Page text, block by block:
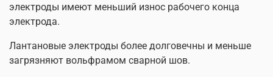
электроды имеют меньший износ рабочего конца
электрода.
Лантановые электроды более долговечны и меньше
загрязняют вольфрамом сварной шов.